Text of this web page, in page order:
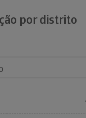
por distrito